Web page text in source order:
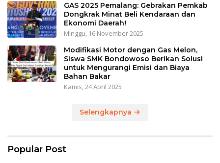
GAS 2025 Pemalang: Gebrakan Pemkab
Dongkrak Minat Beli Kendaraan dan
Ekonomi Daerah!
Minggu, 16 November 2025
Modifikasi Motor dengan Gas Melon,
Siswa SMK Bondowoso Berikan Solusi
untuk Mengurangi Emisi dan Biaya
Bahan Bakar
Kamis, 24 April 2025
Selengkapnya
Popular Post